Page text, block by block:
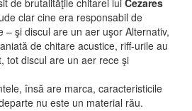
de brutalităţile chitarei lui Cezares
clar cine era responsabil de
– şi discul are un aer uşor Alternativ,
de chitare acustice, riff-urile au
tot discul are un aer rece şi
însă are marca, caracteristicile
nu este un material rău.